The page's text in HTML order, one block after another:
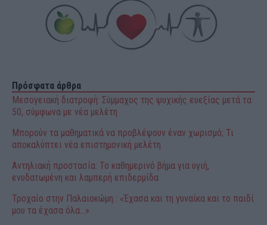
Πρόσφατα άρθρα
Μεσογειακή διατροφή: Σύμμαχος της ψυχικής ευεξίας μετά τα
50, σύμφωνα με νέα μελέτη
Μπορούν τα μαθηματικά να προβλέψουν έναν χωρισμό; Τι
αποκαλύπτει νέα επιστημονική μελέτη
Αντηλιακή προστασία: Το καθημερινό βήμα για υγιή,
ενυδατωμένη και λαμπερή επιδερμίδα
Τροχαίο στην Παλαιοκώμη : «Έχασα και τη γυναίκα και το παιδί
μου τα έχασα όλα…»